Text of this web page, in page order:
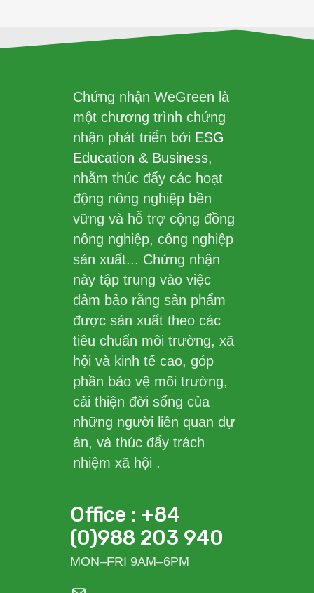
Chứng nhận WeGreen là
một chương trình chứng
nhận phát triển bởi ESG
Education & Business,
nhằm thúc đẩy các hoạt
động nông nghiệp bền
vững và hỗ trợ cộng đồng
nông nghiệp, công nghiệp
sản xuất... Chứng nhận
này tập trung vào việc
đảm bảo rằng sản phẩm
được sản xuất theo các
tiêu chuẩn môi trường, xã
hội và kinh tế cao, góp
phần bảo vệ môi trường,
cải thiện đời sống của
những người liên quan dự
án, và thúc đẩy trách
nhiệm xã hội .
Office : +84
(0)988 203 940
MON–FRI 9AM–6PM